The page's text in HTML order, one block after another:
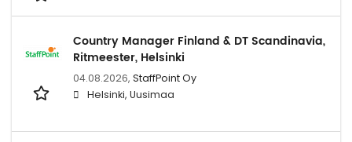
Country Manager Finland & DT Scandinavia,
Ritmeester, Helsinki
04.08.2026, StaffPoint Oy
Helsinki, Uusimaa